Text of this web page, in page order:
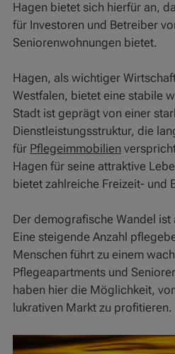
Hagen bietet sich hierfür an,
für Investoren und Betreiber
Seniorenwohnungen bietet.
Hagen, als wichtiger
Westfalen, bietet eine stabile
Stadt ist geprägt von einer
Dienstleistungsstruktur, die
für Pflegeimmobilien
Hagen für seine attraktive
bietet zahlreiche Freizeit- und
Der demografische Wandel
Eine steigende Anzahl
Menschen führt zu einem
Pflegeapartments und
haben hier die Möglichkeit,
lukrativen Markt zu profitieren.